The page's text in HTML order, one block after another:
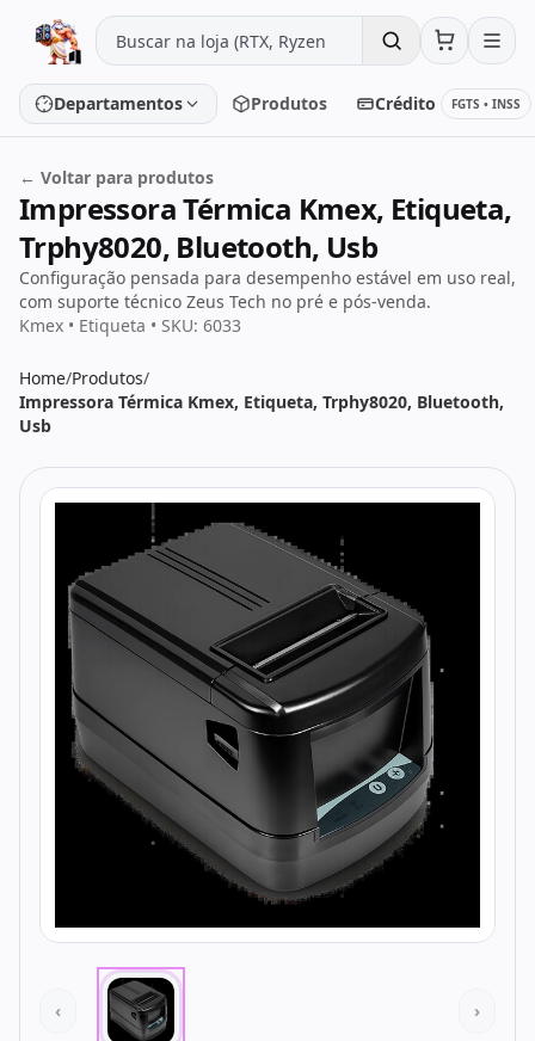
Pular para o conteúdo
Departamentos
Placa de vídeo Processador
Placa-mãe Memória
SSD/HD
PC Gamer
Todos os produtos Seleções
Crédito Atendimento
Produtos Crédito FGTS • INSS
← Voltar para produtos
Impressora Térmica Kmex, Etiqueta,
Trphy8020, Bluetooth, Usb
Configuração pensada para desempenho estável em uso real,
com suporte técnico Zeus Tech no pré e pós-venda.
Kmex • Etiqueta • SKU: 6033
Home/Produtos/
Impressora Térmica Kmex, Etiqueta, Trphy8020, Bluetooth,
Usb
‹ ›